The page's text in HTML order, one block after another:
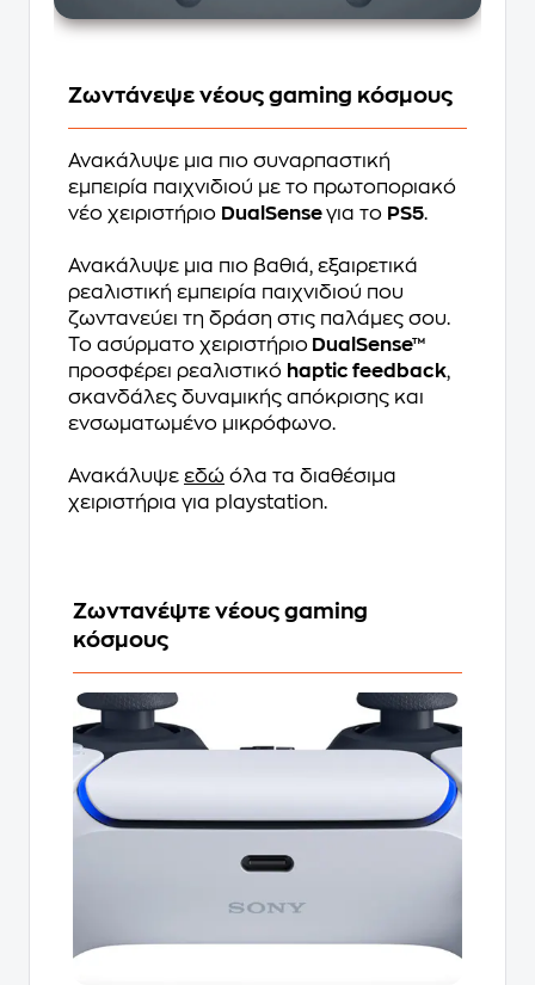
Ζωντάνεψε νέους gaming κόσμους
Ανακάλυψε μια πιο συναρπαστική
εμπειρία παιχνιδιού με το πρωτοποριακό
νέο χειριστήριο DualSenseγια το PS5.
Ανακάλυψε μια πιο βαθιά, εξαιρετικά
ρεαλιστική εμπειρία παιχνιδιού που
ζωντανεύει τη δράση στις παλάμες σου.
Το ασύρματο χειριστήριο DualSense™
προσφέρει ρεαλιστικό haptic feedback,
σκανδάλες δυναμικής απόκρισης και
ενσωματωμένο μικρόφωνο.
Ανακάλυψε εδώ όλα τα διαθέσιμα
χειριστήρια για playstation.
Ζωντανέψτε νέους gaming
κόσμους